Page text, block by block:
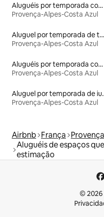
Aluguéis por temporada com banheira de hidromassagem
Provença-Alpes-Costa Azul
Aluguel por temporada de torres
Provença-Alpes-Costa Azul
Aluguéis por temporada com banheira
Provença-Alpes-Costa Azul
Aluguel
Provença-Alpes-Costa Azul
Airbnb França
Aluguéis de espaços
estimação
© 2026